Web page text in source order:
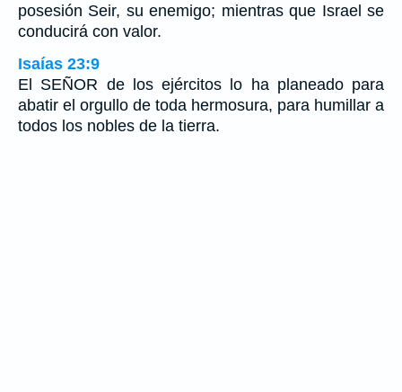
posesión Seir, su enemigo; mientras que Israel se
conducirá con valor.
Isaías 23:9
El SEÑOR de los ejércitos lo ha planeado para
abatir el orgullo de toda hermosura, para humillar a
todos los nobles de la tierra.